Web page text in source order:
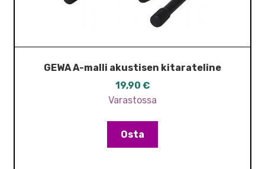
GEWA A-malli akustisen kitarateline
19,90 €
Varastossa
Osta